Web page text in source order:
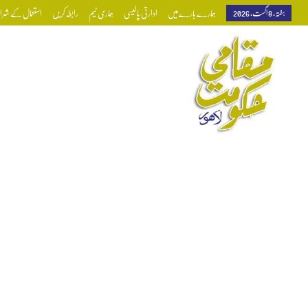
ہفتہ, 8 اگست, 2026 ہمارے بارے میں ادارتی پالیسی ہماری ٹیم رابطہ کریں استعمال کے